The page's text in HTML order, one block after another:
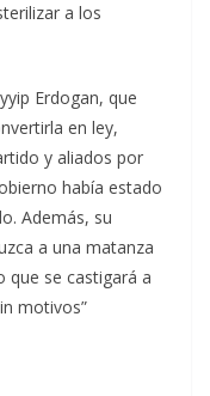
a los
Erdogan, que
en ley,
y aliados por
había estado
Además, su
a una matanza
que se castigará a
motivos”